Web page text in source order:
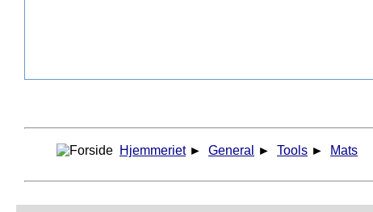
Hjemmeriet ► General ► Tools ► Mats